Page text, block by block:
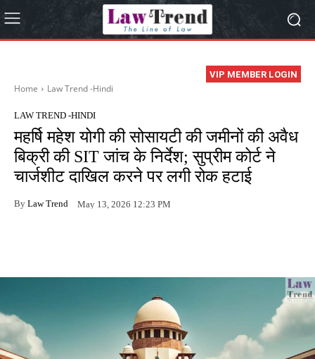
VIP MEMBER LOGIN
Home Law Trend -Hindi
LAW TREND -HINDI
महर्षि महेश योगी की सोसायटी की जमीनों की अवैध
बिक्री की SIT जांच के निर्देश; सुप्रीम कोर्ट ने
चार्जशीट दाखिल करने पर लगी रोक हटाई
By Law Trend May 13, 2026 12:23 PM